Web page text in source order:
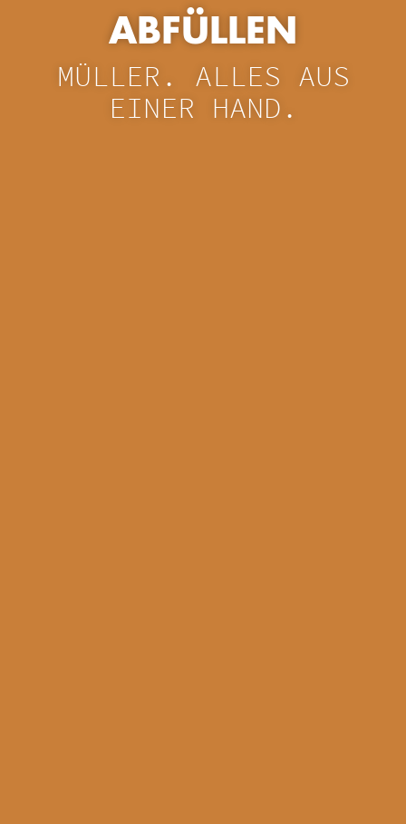
ABFÜLLEN
MÜLLER. ALLES AUS
EINER HAND.